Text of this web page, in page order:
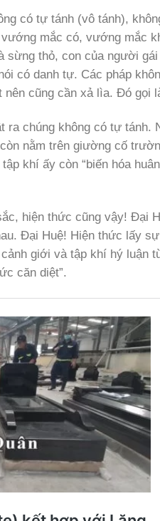
có tự tánh (vô tánh),
mắc có, vướng mắc
sừng thỏ, con của người
có danh tự. Các pháp
cũng cần xả lìa. Đó gọi
chúng không có tự tánh.
nằm trên giường cố
khí ấy còn “biến hóa
hiện thức cũng vậy! Đại
Đại Huệ! Hiện thức lấy
giới và tập khí hý luận
căn diệt”.